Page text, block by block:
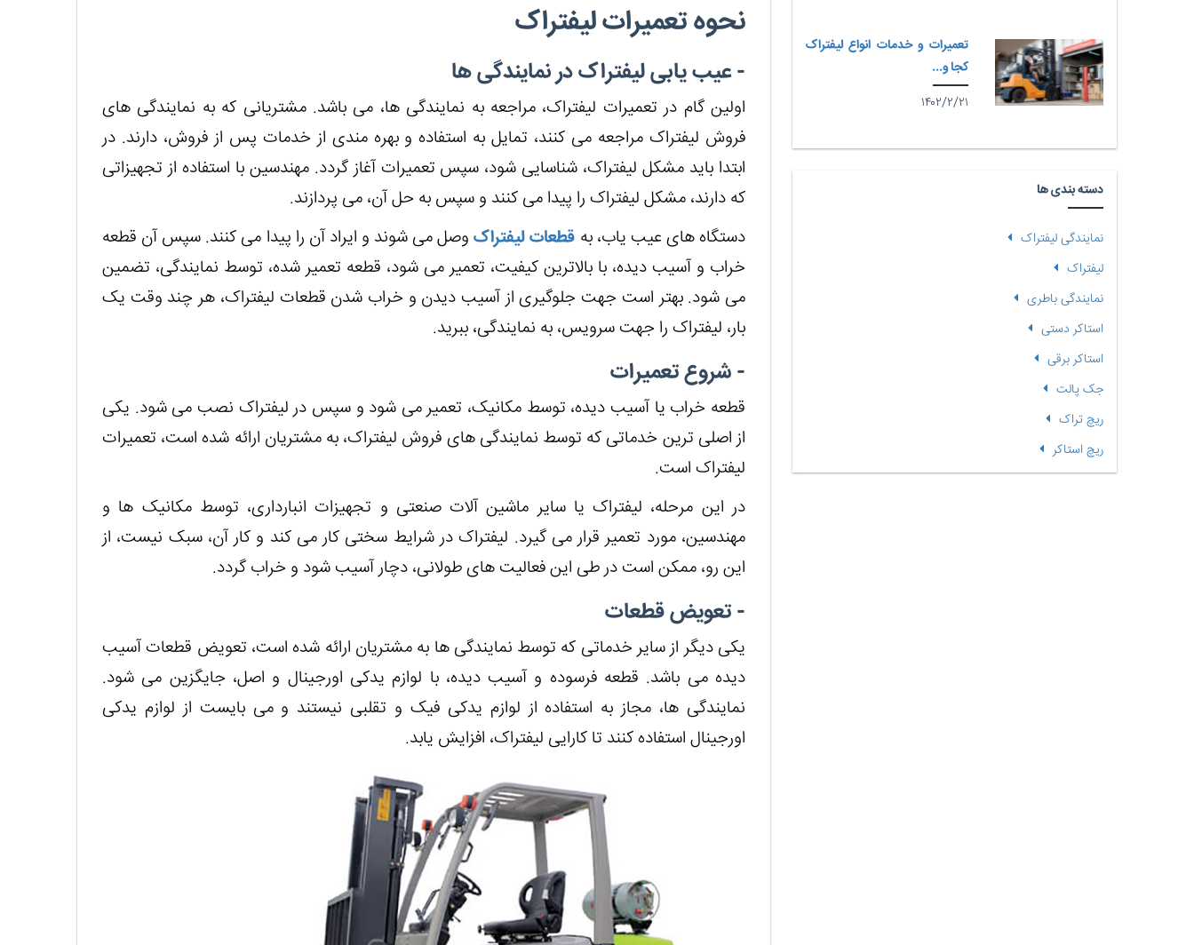
نحوه تعمیرات لیفتراک
- عیب یابی لیفتراک در نمایندگی ها
اولین گام در تعمیرات لیفتراک، مراجعه به نمایندگی ها، می باشد. مشتریانی که به نمایندگی های
فروش لیفتراک مراجعه می کنند، تمایل به استفاده و بهره مندی از خدمات پس از فروش، دارند. در
ابتدا باید مشکل لیفتراک، شناسایی شود، سپس تعمیرات آغاز گردد. مهندسین با استفاده از تجهیزاتی
که دارند، مشکل لیفتراک را پیدا می کنند و سپس به حل آن، می پردازند.
دستگاه های عیب یاب، به قطعات لیفتراکوصل می شوند و ایراد آن را پیدا می کنند. سپس آن قطعه
خراب و آسیب دیده، با بالاترین کیفیت، تعمیر می شود، قطعه تعمیر شده، توسط نمایندگی، تضمین
می شود. بهتر است جهت جلوگیری از آسیب دیدن و خراب شدن قطعات لیفتراک، هر چند وقت یک
بار، لیفتراک را جهت سرویس، به نمایندگی، ببرید.
- شروع تعمیرات
قطعه خراب یا آسیب دیده، توسط مکانیک، تعمیر می شود و سپس در لیفتراک نصب می شود. یکی
از اصلی ترین خدماتی که توسط نمایندگی های فروش لیفتراک، به مشتریان ارائه شده است، تعمیرات
لیفتراک است.
در این مرحله، لیفتراک یا سایر ماشین آلات صنعتی و تجهیزات انبارداری، توسط مکانیک ها و
مهندسین، مورد تعمیر قرار می گیرد. لیفتراک در شرایط سختی کار می کند و کار آن، سبک نیست، از
این رو، ممکن است در طی این فعالیت های طولانی، دچار آسیب شود و خراب گردد.
- تعویض قطعات
یکی دیگر از سایر خدماتی که توسط نمایندگی ها به مشتریان ارائه شده است، تعویض قطعات آسیب
دیده می باشد. قطعه فرسوده و آسیب دیده، با لوازم یدکی اورجینال و اصل، جایگزین می شود.
نمایندگی ها، مجاز به استفاده از لوازم یدکی فیک و تقلبی نیستند و می بایست از لوازم یدکی
اورجینال استفاده کنند تا کارایی لیفتراک، افزایش یابد.
تعمیرات و خدمات انواع لیفتراک
کجا و...
۱۴۰۲/۲/۲۱
دسته بندی ها
نمایندگی لیفتراک
لیفتراک
نمایندگی باطری
استاکر دستی
استاکر برقی
جک پالت
ریچ تراک
ریچ استاکر